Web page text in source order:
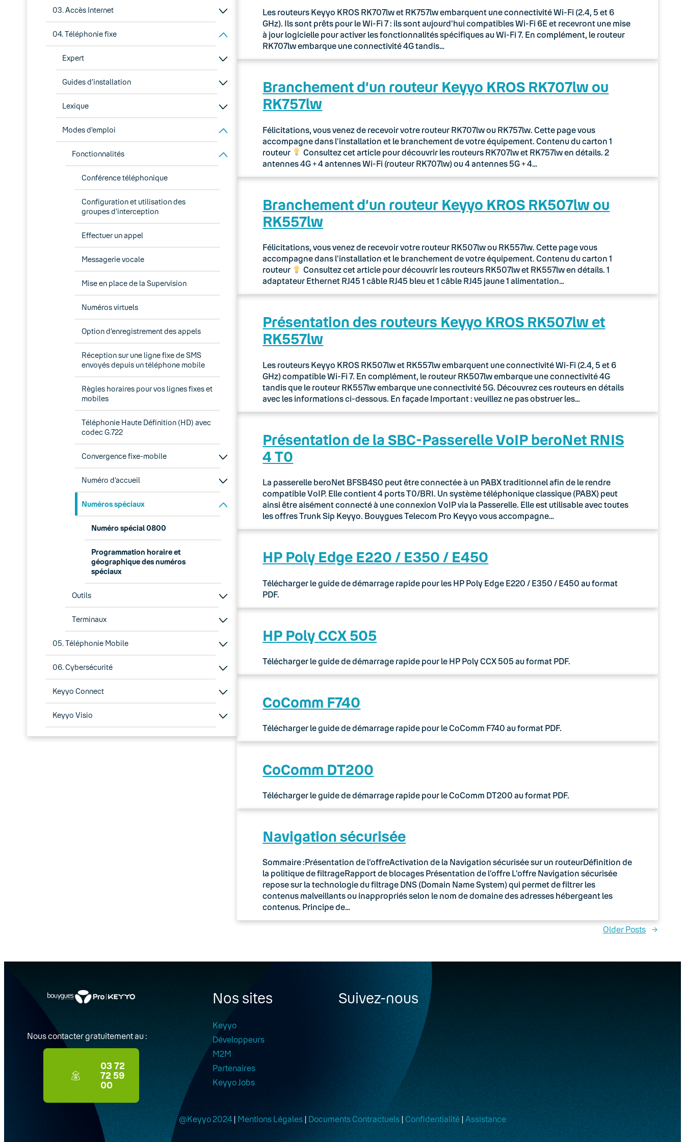
03. Accès Internet
04. Téléphonie fixe
Expert
Guides d’installation
Lexique
Modes d’emploi
Fonctionnalités
Conférence téléphonique
Configuration et utilisation des
groupes d’interception
Effectuer un appel
Messagerie vocale
Mise en place de la Supervision
Numéros virtuels
Option d’enregistrement des appels
Réception sur une ligne fixe de SMS
envoyés depuis un téléphone mobile
Règles horaires pour vos lignes fixes et
mobiles
Téléphonie Haute Définition (HD) avec
codec G.722
Convergence fixe-mobile
Numéro d’accueil
Numéros spéciaux
Numéro spécial 0800
Programmation horaire et
géographique des numéros
spéciaux
Outils
Terminaux
05. Téléphonie Mobile
06. Cybersécurité
Keyyo Connect
Keyyo Visio
Les routeurs Keyyo KROS RK707lw et RK757lw embarquent une connectivité Wi-Fi (2.4, 5 et 6
GHz). Ils sont prêts pour le Wi-Fi 7 : ils sont aujourd’hui compatibles Wi-Fi 6E et recevront une mise
à jour logicielle pour activer les fonctionnalités spécifiques au Wi-Fi 7. En complément, le routeur
RK707lw embarque une connectivité 4G tandis…
Branchement d’un routeur Keyyo KROS RK707lw ou
RK757lw
Félicitations, vous venez de recevoir votre routeur RK707lw ou RK757lw. Cette page vous
accompagne dans l’installation et le branchement de votre équipement. Contenu du carton 1
routeur
Consultez cet article pour découvrir les routeurs RK707lw et RK757lw en détails. 2
antennes 4G + 4 antennes Wi-Fi (routeur RK707lw) ou 4 antennes 5G + 4…
Branchement d’un routeur Keyyo KROS RK507lw ou
RK557lw
Félicitations, vous venez de recevoir votre routeur RK507lw ou RK557lw. Cette page vous
accompagne dans l’installation et le branchement de votre équipement. Contenu du carton 1
routeur
Consultez cet article pour découvrir les routeurs RK507lw et RK557lw en détails. 1
adaptateur Ethernet RJ45 1 câble RJ45 bleu et 1 câble RJ45 jaune 1 alimentation…
Présentation des routeurs Keyyo KROS RK507lw et
RK557lw
Les routeurs Keyyo KROS RK507lw et RK557lw embarquent une connectivité Wi-Fi (2.4, 5 et 6
GHz) compatible Wi-Fi 7. En complément, le routeur RK507lw embarque une connectivité 4G
tandis que le routeur RK557lw embarque une connectivité 5G. Découvrez ces routeurs en détails
avec les informations ci-dessous. En façade Important : veuillez ne pas obstruer les…
Présentation de la SBC-Passerelle VoIP beroNet RNIS
4 T0
La passerelle beroNet BFSB4S0 peut être connectée à un PABX traditionnel afin de le rendre
compatible VoIP. Elle contient 4 ports T0/BRI. Un système téléphonique classique (PABX) peut
ainsi être aisément connecté à une connexion VoIP via la Passerelle. Elle est utilisable avec toutes
les offres Trunk Sip Keyyo. Bouygues Telecom Pro Keyyo vous accompagne…
HP Poly Edge E220 / E350 / E450
Télécharger le guide de démarrage rapide pour les HP Poly Edge E220 / E350 / E450 au format
PDF.
HP Poly CCX 505
Télécharger le guide de démarrage rapide pour le HP Poly CCX 505 au format PDF.
CoComm F740
Télécharger le guide de démarrage rapide pour le CoComm F740 au format PDF.
CoComm DT200
Télécharger le guide de démarrage rapide pour le CoComm DT200 au format PDF.
Navigation sécurisée
Sommaire :Présentation de l’offreActivation de la Navigation sécurisée sur un routeurDéfinition de
la politique de filtrageRapport de blocages Présentation de l’offre L’offre Navigation sécurisée
repose sur la technologie du filtrage DNS (Domain Name System) qui permet de filtrer les
contenus malveillants ou inappropriés selon le nom de domaine des adresses hébergeant les
contenus. Principe de…
Older Posts →
Nous contacter gratuitement au :
03 72
72 59
00
Nos sites
Keyyo
Développeurs
M2M
Partenaires
Keyyo Jobs
Suivez-nous
@Keyyo 2024| Mentions Légales | Documents Contractuels|Confidentialité|Assistance